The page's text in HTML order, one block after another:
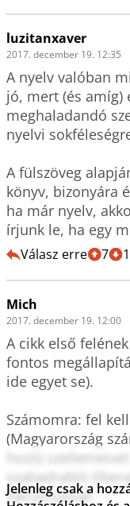
luzitanxaver
2017. december 19. 12:35
A nyelv valóban
jó, mert (és amíg)
meghaladandó
nyelvi
A fülszöveg
könyv, bizonyára
ha már nyelv,
írjunk le, ha egy
Válasz erre 7 1
Mich
2017. december 19. 12:00
A cikk első
fontos
ide egyet se).
Számomra: fel
(Magyarország
hozó)
szabadrabló-
nácizmussal!
Jelenleg csak a